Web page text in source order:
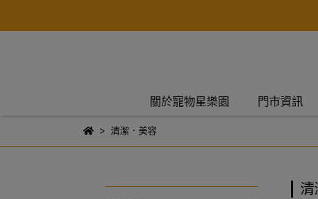
關於寵物星樂園 門市資訊
清潔．美容
清